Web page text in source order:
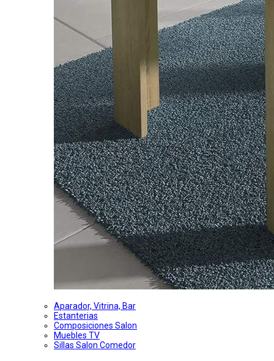
Aparador, Vitrina, Bar
Estanterias
Composiciones Salon
Muebles TV
Sillas Salon Comedor